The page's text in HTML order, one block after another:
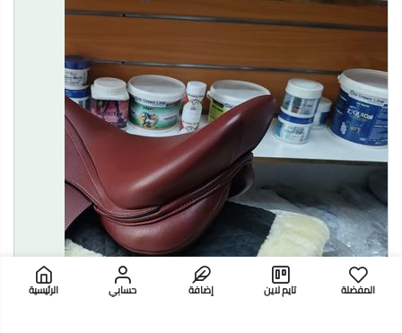
المفضلة تايم لاين إضافة حسابي الرئيسية